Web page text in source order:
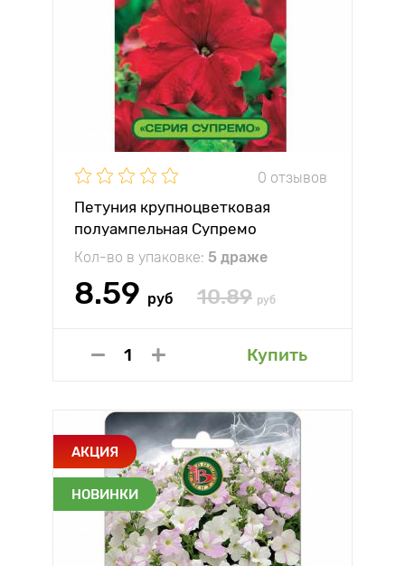
0 отзывов
Петуния крупноцветковая
полуампельная Супремо
Виктория F1 Партнер
Кол-во в упаковке: 5 драже
8.59 руб 10.89 руб
Купить
АКЦИЯ
НОВИНКИ